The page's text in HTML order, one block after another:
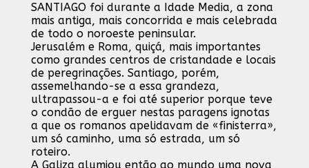
SANTIAGO foi durante a Idade Media, a zona
mais antiga, mais concorrida e mais celebrada
de todo o noroeste peninsular.
Jerusalém e Roma, quiçá, mais importantes
como grandes centros de cristandade e locais
de peregrinações. Santiago, porém,
assemelhando-se a essa grandeza,
ultrapassou-a e foi até superior porque teve
o condão de erguer nestas paragens ignotas
a que os romanos apelidavam de «finisterra»,
um só caminho, uma só estrada, um só
roteiro.
A Galiza alumiou então ao mundo uma nova